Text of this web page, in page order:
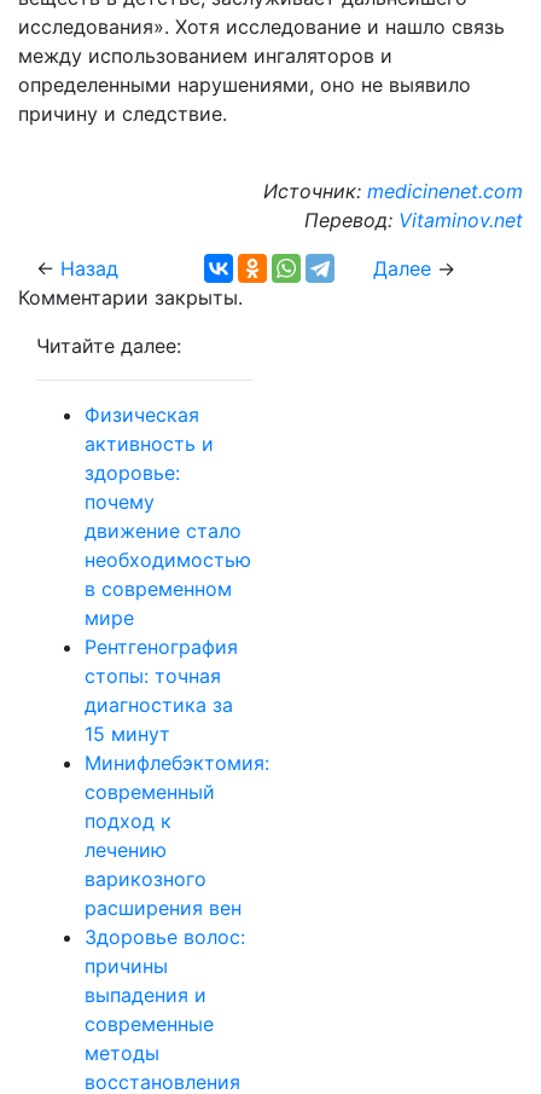
исследования». Хотя исследование и нашло связь
между использованием ингаляторов и
определенными нарушениями, оно не выявило
причину и следствие.
Источник: medicinenet.com
Перевод: Vitaminov.net
← Назад Далее→
Комментарии закрыты.
Читайте далее:
Физическая
активность и
здоровье:
почему
движение стало
необходимостью
в современном
мире
Рентгенография
стопы: точная
диагностика за
15 минут
Минифлебэктомия:
современный
подход к
лечению
варикозного
расширения вен
Здоровье волос:
причины
выпадения и
современные
методы
восстановления